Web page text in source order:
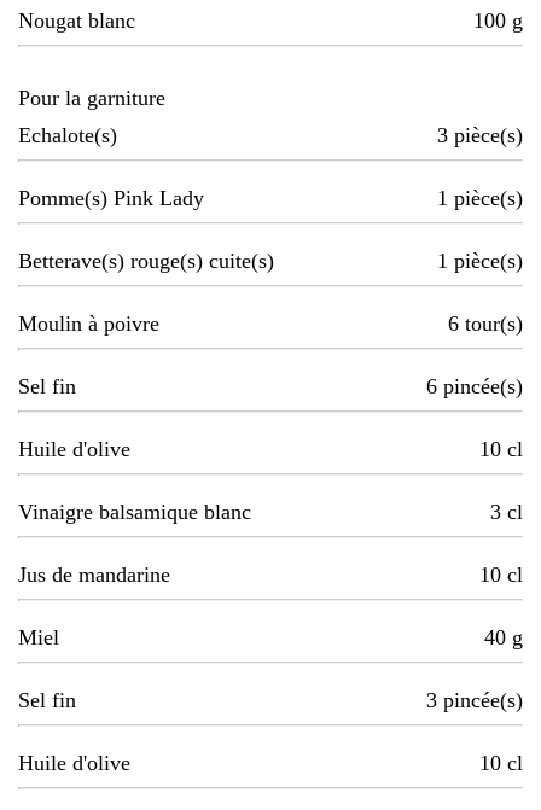
Nougat blanc 100 g
Pour la garniture
Echalote(s)
3 pièce(s)
Pomme(s) Pink Lady 1 pièce(s)
Betterave(s) rouge(s) cuite(s) 1 pièce(s)
Moulin à poivre 6 tour(s)
Sel fin 6 pincée(s)
Huile d'olive 10 cl
Vinaigre balsamique blanc 3 cl
Jus de mandarine 10 cl
Miel 40 g
Sel fin 3 pincée(s)
Huile d'olive 10 cl